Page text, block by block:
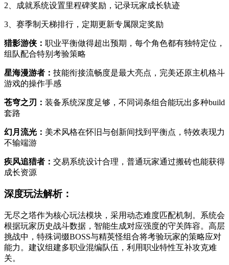
2、成就系统设置里程碑奖励，记录玩家成长轨迹
3、赛季制天梯排行，定期更新专属限定奖励
猎影游侠： 职业平衡做得超出预期，每个角色都有独特定位，
组队配合特别考验策略
星海漫游者： 技能衔接流畅度是最大亮点，完美还原主机格斗
游戏的操作手感
苍穹之刃： 装备系统深度足够，不同词条组合能玩出多种build
套路
幻月流光： 美术风格在怀旧与创新间找到平衡点，特效表现力
不输端游
疾风追猎者： 交易系统设计合理，普通玩家通过搬砖也能获得
成长资源
深度玩法解析：
无尽之塔作为核心玩法模块，采用动态难度匹配机制。系统会
根据玩家历史战斗数据，智能生成对应强度的守关阵容。高层
挑战中，特殊词缀BOSS与精英怪组合将考验玩家的策略应对
能力。建议组建多职业混编队伍，利用职业特性互补攻克难
关。